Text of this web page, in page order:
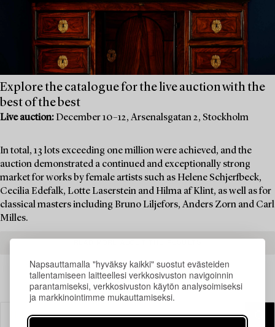
Napsauttamalla "hyväksy kaikki" suostut evästeiden
tallentamiseen laitteellesi verkkosivuston navigoinnin
parantamiseksi, verkkosivuston käytön analysoimiseksi
ja markkinointimme mukauttamiseksi.
Explore the catalogue for the live auction with the
best of the best
Live auction: December 10–12, Arsenalsgatan 2, Stockholm
In total, 13 lots exceeding one million were achieved, and the
auction demonstrated a continued and exceptionally strong
market for works by female artists such as Helene Schjerfbeck,
Cecilia Edefalk, Lotte Laserstein and Hilma af Klint, as well as for
classical masters including Bruno Liljefors, Anders Zorn and Carl
Milles.